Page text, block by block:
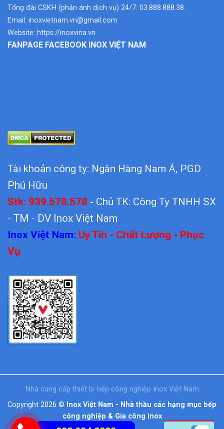
Tổng đài CSKH (phản ánh dịch vụ) 24/7: 03.888.888.38.
Email: inoxvietnam.vn@gmail.com
Website: https://inoxvina.vn
FANPAGE FACEBOOK INOX VIỆT NAM
Tài khoản công ty: Ngân Hàng Nam Á, PGD
Phú Hữu
Stk: 939.578.578 - Chủ TK: Công Ty TNHH SX
- TM - DV Inox Việt Nam
Inox Việt Nam: Uy Tín - Chất Lượng - Phục
Vụ
Nhà cung cấp thiết bị bếp công nghiệp Inox Việt Nam
Copyright 2026 © Inox Việt Nam - Nhà thầu các hạng mục bếp
công nghiệp & Gia công inox